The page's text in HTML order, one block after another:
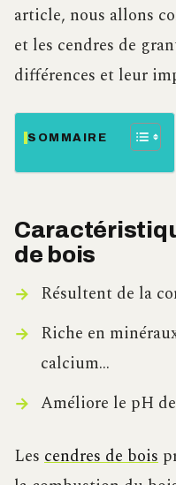
article, nous allons
et les cendres de
différences et leur
SOMMAIRE
de bois
Résultent de la
Riche en
calcium…
Améliore le pH
Les cendres de bois